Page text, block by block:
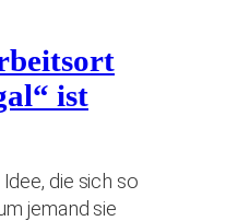
ist
die sich so
jemand sie